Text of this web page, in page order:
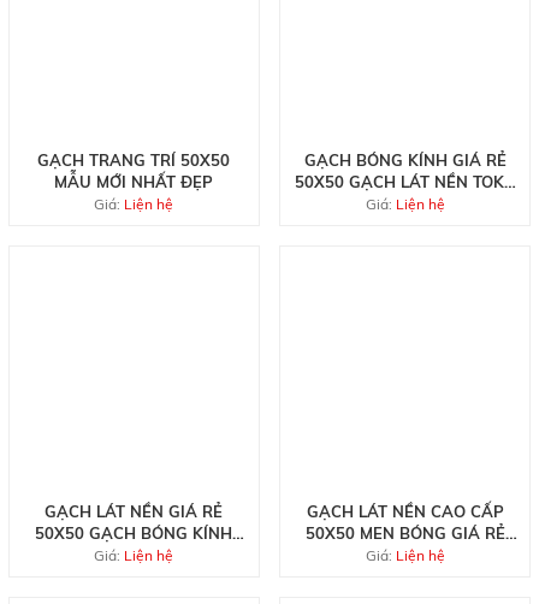
GẠCH TRANG TRÍ 50X50
MẪU MỚI NHẤT ĐẸP
Giá: Liện hệ
GẠCH BÓNG KÍNH GIÁ RẺ
50X50 GẠCH LÁT NỀN TOKO
AL5809
Giá: Liện hệ
GẠCH LÁT NỀN GIÁ RẺ
50X50 GẠCH BÓNG KÍNH
GIÁ RẺ AL5803
Giá: Liện hệ
GẠCH LÁT NỀN CAO CẤP
50X50 MEN BÓNG GIÁ RẺ
AL5802
Giá: Liện hệ